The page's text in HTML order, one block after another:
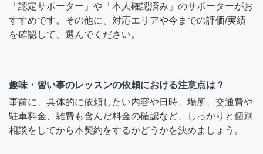
「認定サポーター」や「本人確認済み」のサポーターがお
すすめです。その他に、対応エリアや今までの評価/実績
を確認して、選んでください。
趣味・習い事のレッスンの依頼における注意点は？
事前に、具体的に依頼したい内容や日時、場所、交通費や
駐車料金、雑費も含んだ料金の確認など、しっかりと個別
相談をしてから本契約をするかどうかを決めましょう。